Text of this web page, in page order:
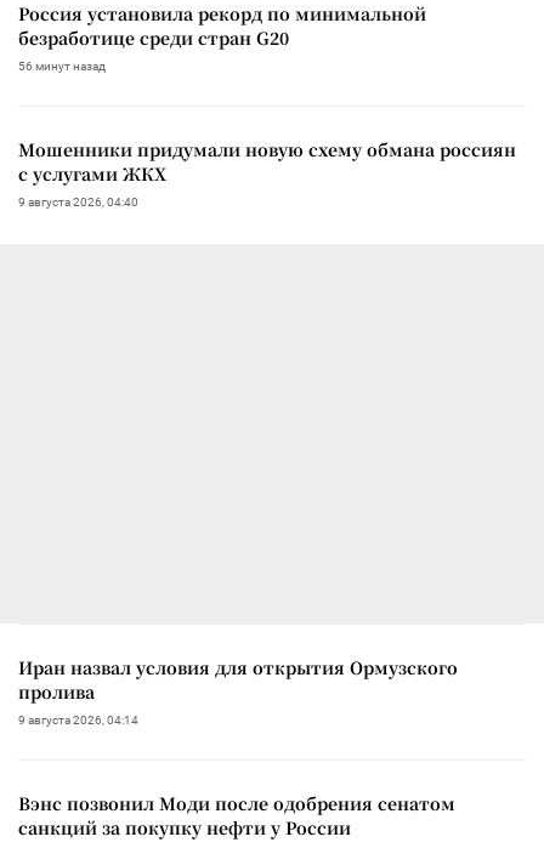
Россия установила рекорд по минимальной
безработице среди стран G20
56 минут назад
Мошенники придумали новую схему обмана россиян
с услугами ЖКХ
9 августа 2026, 04:40
Иран назвал условия для открытия Ормузского
пролива
9 августа 2026, 04:14
Вэнс позвонил Моди после одобрения сенатом
санкций за покупку нефти у России